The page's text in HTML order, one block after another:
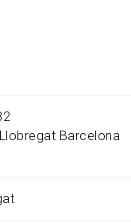
Barcelona